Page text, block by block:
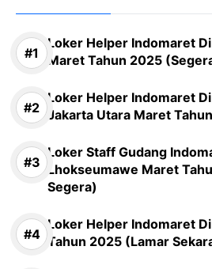
Loker Helper Indomaret
Maret Tahun 2025
Loker Helper Indomaret
Jakarta Utara Maret
Loker Staff Gudang
Lhokseumawe Maret
Segera)
Loker Helper Indomaret
Tahun 2025 (Lamar